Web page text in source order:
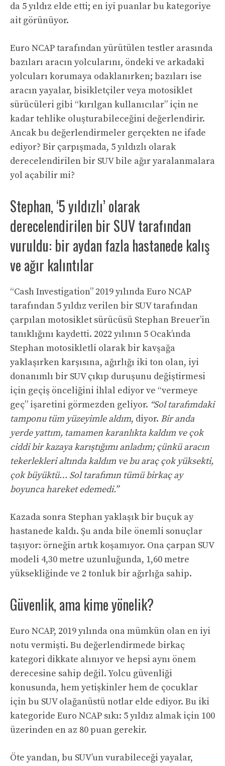
da 5 yıldız elde etti; en iyi puanlar bu kategoriye
ait görünüyor.
Euro NCAP tarafından yürütülen testler arasında
bazıları aracın yolcularını, öndeki ve arkadaki
yolcuları korumaya odaklanırken; bazıları ise
aracın yayalar, bisikletçiler veya motosiklet
sürücüleri gibi “kırılgan kullanıcılar” için ne
kadar tehlike oluşturabileceğini değerlendirir.
Ancak bu değerlendirmeler gerçekten ne ifade
ediyor? Bir çarpışmada, 5 yıldızlı olarak
derecelendirilen bir SUV bile ağır yaralanmalara
yol açabilir mi?
Stephan, ‘5 yıldızlı’ olarak
derecelendirilen bir SUV tarafından
vuruldu: bir aydan fazla hastanede kalış
ve ağır kalıntılar
“Cash Investigation” 2019 yılında Euro NCAP
tarafından 5 yıldız verilen bir SUV tarafından
çarpılan motosiklet sürücüsü Stephan Breuer’in
tanıklığını kaydetti. 2022 yılının 5 Ocak’ında
Stephan motosikletli olarak bir kavşağa
yaklaşırken karşısına, ağırlığı iki ton olan, iyi
donanımlı bir SUV çıkıp duruşunu değiştirmesi
için geçiş önceliğini ihlal ediyor ve “vermeye
geç” işaretini görmezden geliyor. “Sol tarafımdaki
tamponu tüm yüzeyimle aldım, diyor. Bir anda
yerde yattım, tamamen karanlıkta kaldım ve çok
ciddi bir kazaya karıştığımı anladım; çünkü aracın
tekerlekleri altında kaldım ve bu araç çok yüksekti,
çok büyüktü… Sol tarafımın tümü birkaç ay
boyunca hareket edemedi.”
Kazada sonra Stephan yaklaşık bir buçuk ay
hastanede kaldı. Şu anda bile önemli sonuçlar
taşıyor: örneğin artık koşamıyor. Ona çarpan SUV
modeli 4,30 metre uzunluğunda, 1,60 metre
yüksekliğinde ve 2 tonluk bir ağırlığa sahip.
Güvenlik, ama kime yönelik?
Euro NCAP, 2019 yılında ona mümkün olan en iyi
notu vermişti. Bu değerlendirmede birkaç
kategori dikkate alınıyor ve hepsi aynı önem
derecesine sahip değil. Yolcu güvenliği
konusunda, hem yetişkinler hem de çocuklar
için bu SUV olağanüstü notlar elde ediyor. Bu iki
kategoride Euro NCAP sıkı: 5 yıldız almak için 100
üzerinden en az 80 puan gerekir.
Öte yandan, bu SUV’un vurabileceği yayalar,